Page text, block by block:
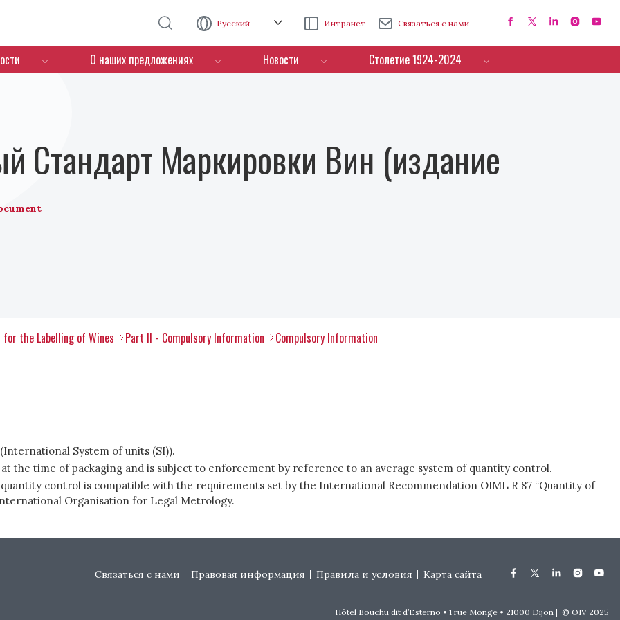
Русский Интранет Связаться с нами
О наших предложениях Новости Столетие 1924-2024
Стандарт Маркировки Вин (издание
the Labelling of Wines Part II - Compulsory Information Compulsory Information
System of units (SI)).
the time of packaging and is subject to enforcement by reference to an average system of quantity control.
control is compatible with the requirements set by the International Recommendation OIML R 87 “Quantity of
Organisation for Legal Metrology.
Footer menu
Связаться с нами Правовая информация Правила и условия Карта сайта
Hôtel Bouchu dit d’Esterno • 1 rue Monge • 21000 Dijon | © OIV 2025